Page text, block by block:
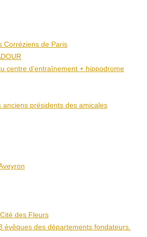
Corréziens de Paris
centre d’entraînement + hippodrome
anciens présidents des amicales
des Fleurs
évêques des départements fondateurs.